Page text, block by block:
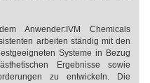
Anwender:IVM Chemicals
arbeiten ständig mit den
Systeme in Bezug
Ergebnisse sowie
zu entwickeln. Die